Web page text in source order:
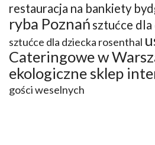
restauracja na bankiety
ryba Poznań sztućce
sztućce dla dziecka rosenthal
Cateringowe w
ekologiczne sklep
gości weselnych